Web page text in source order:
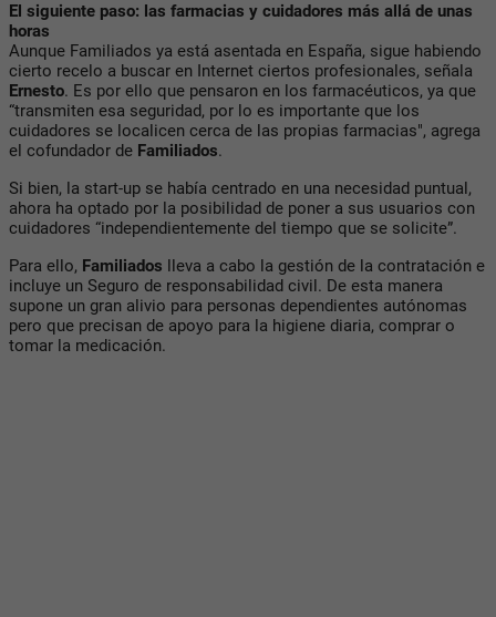
El siguiente paso: las farmacias y cuidadores más allá de unas
horas
Aunque Familiados ya está asentada en España, sigue habiendo
cierto recelo a buscar en Internet ciertos profesionales, señala
Ernesto. Es por ello que pensaron en los farmacéuticos, ya que
“transmiten esa seguridad, por lo es importante que los
cuidadores se localicen cerca de las propias farmacias", agrega
el cofundador de Familiados.
Si bien, la start-up se había centrado en una necesidad puntual,
ahora ha optado por la posibilidad de poner a sus usuarios con
cuidadores “independientemente del tiempo que se solicite”.
Para ello, Familiados lleva a cabo la gestión de la contratación e
incluye un Seguro de responsabilidad civil. De esta manera
supone un gran alivio para personas dependientes autónomas
pero que precisan de apoyo para la higiene diaria, comprar o
tomar la medicación.